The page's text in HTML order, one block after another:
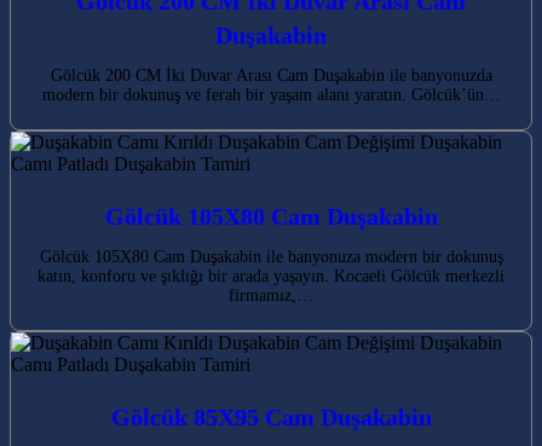
Duşakabin
Gölcük 200 CM İki Duvar Arası Cam Duşakabin ile banyonuzda
modern bir dokunuş ve ferah bir yaşam alanı yaratın. Gölcük’ün…
Gölcük 105X80 Cam Duşakabin
Gölcük 105X80 Cam Duşakabin ile banyonuza modern bir dokunuş
katın, konforu ve şıklığı bir arada yaşayın. Kocaeli Gölcük merkezli
firmamız,…
Gölcük 85X95 Cam Duşakabin